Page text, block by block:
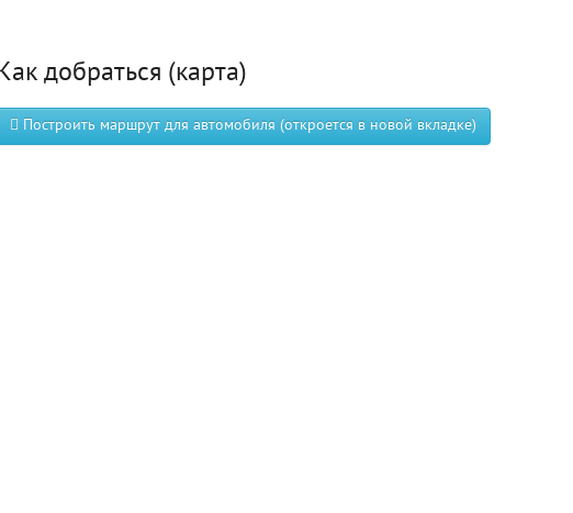
добраться (карта)
Построить маршрут для автомобиля (откроется в новой вкладке)